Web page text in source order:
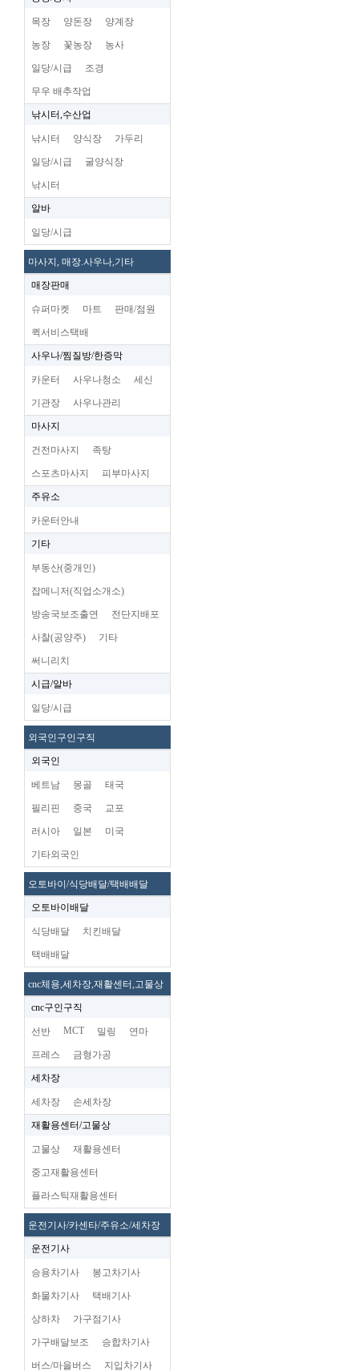
목장 양돈장 양계장
농장 꽃농장 농사
일당/시급 조경
무우 배추작업
낚시터,수산업
낚시터 양식장 가두리
일당/시급 굴양식장
낚시터
알바
일당/시급
마사지, 매장.사우나,기타
매장판매
슈퍼마켓 마트 판매/점원
퀵서비스택배
사우나/찜질방/한증막
카운터 사우나청소 세신
기관장 사우나관리
마사지
건전마사지 족탕
스포츠마사지 피부마사지
주유소
카운터안내
기타
부동산(중개인)
잡메니저(직업소개소)
방송국보조출연 전단지배포
사찰(공양주) 기타
써니리치
시급/알바
일당/시급
외국인구인구직
외국인
베트남 몽골 태국
필리핀 중국 교포
러시아 일본 미국
기타외국인
오토바이/식당배달/택배배달
오토바이배달
식당배달 치킨배달
택배배달
cnc체용,세차장,재활센터,고물상
cnc구인구직
선반 MCT 밀링 연마
프레스 금형가공
세차장
세차장 손세차장
재활용센터/고물상
고물상 재활용센터
중고재활용센터
플라스틱재활용센터
운전기사/카센타/주유소/세차장
운전기사
승용차기사 봉고차기사
화물차기사 택배기사
상하차 가구점기사
가구배달보조 승합차기사
버스/마을버스 지입차기사